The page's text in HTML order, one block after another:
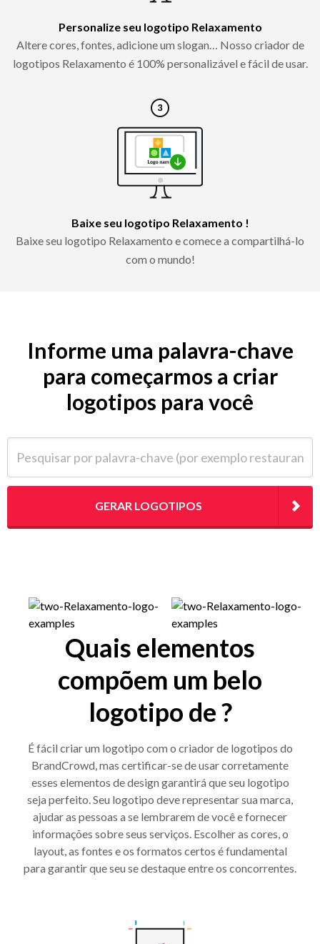
Personalize seu logotipo Relaxamento
Altere cores, fontes, adicione um slogan… Nosso criador de
logotipos Relaxamento é 100% personalizável e fácil de usar.
Baixe seu logotipo Relaxamento !
Baixe seu logotipo Relaxamento e comece a compartilhá-lo
com o mundo!
Informe uma palavra-chave
para começarmos a criar
logotipos para você
GERAR LOGOTIPOS
Quais elementos
compõem um belo
logotipo de ?
É fácil criar um logotipo com o criador de logotipos do
BrandCrowd, mas certificar-se de usar corretamente
esses elementos de design garantirá que seu logotipo
seja perfeito. Seu logotipo deve representar sua marca,
ajudar as pessoas a se lembrarem de você e fornecer
informações sobre seus serviços. Escolher as cores, o
layout, as fontes e os formatos certos é fundamental
para garantir que seu se destaque entre os concorrentes.